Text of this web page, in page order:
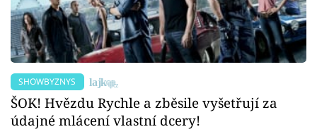
SHOWBYZNYS
ŠOK! Hvězdu Rychle a zběsile vyšetřují za
údajné mlácení vlastní dcery!